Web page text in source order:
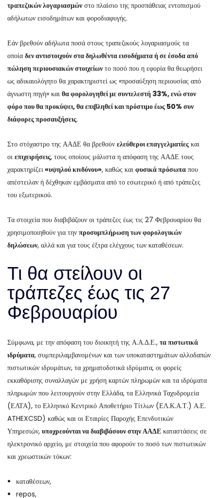
τραπεζικών λογαριασμών στο πλαίσιο της προσπάθειας εντοπισμού
αδήλωτων εισοδημάτων και φοροδιαφυγής.
Εάν βρεθούν αδήλωτα ποσά στους τραπεζικούς λογαριασμούς τα
οποία δεν αντιστοιχούν στα δηλωθέντα εισοδήματα ή σε έσοδα από
πώληση περιουσιακών στοιχείων το ποσό που η εφορία θα θεωρήσει
ως αδικαιολόγητο θα χαρακτηριστεί ως «προσαύξηση περιουσίας από
άγνωστη πηγή» και θα φορολογηθεί με συντελεστή 33%, ενώ στον
φόρο που θα προκύψει, θα επιβληθεί και πρόστιμο έως 50% συν
διάφορες προσαυξήσεις.
Στο στόχαστρο της ΑΑΔΕ θα βρεθούν ελεύθεροι επαγγελματίες και
οι επιχειρήσεις, τους οποίους μάλιστα η απόφαση της ΑΑΔΕ τους
χαρακτηρίζει«υψηλού κινδύνου», καθώς και φυσικά πρόσωπα που
απέστειλαν ή δέχθηκαν εμβάσματα από το εσωτερικό ή από τράπεζες
του εξωτερικού.
Τα στοιχεία που διαβιβάζουν οι τράπεζες έως τις 27 Φεβρουαρίου θα
χρησιμοποιηθούν για την προσυμπλήρωση των φορολογικών
δηλώσεων, αλλά και για τους έξτρα ελέγχους των καταθέσεων.
Τι θα στείλουν οι
τράπεζες έως τις 27
Φεβρουαρίου
Σύμφωνα, με την απόφαση του διοικητή της Α.Α.Δ.Ε., τα πιστωτικά
ιδρύματα, συμπεριλαμβανομένων και των υποκαταστημάτων αλλοδαπών
πιστωτικών ιδρυμάτων, τα χρηματοδοτικά ιδρύματα, οι φορείς
εκκαθάρισης συναλλαγών με χρήση καρτών πληρωμών και τα ιδρύματα
πληρωμών που λειτουργούν στην Ελλάδα, τα Ελληνικά Ταχυδρομεία
(ΕΛΤΑ), το Ελληνικό Κεντρικό Αποθετήριο Τίτλων (ΕΛ.Κ.Α.Τ.) Α.Ε.
ATHEXCSD) καθώς και οι Εταιρίες Παροχής Επενδυτικών
Υπηρεσιών, υποχρεούνται να διαβιβάσουν στην ΑΑΔΕ καταστάσεις σε
ηλεκτρονικό αρχείο, με στοιχεία που αφορούν το ποσό των πιστωτικών
και χρεωστικών τόκων:
καταθέσεων,
repos,